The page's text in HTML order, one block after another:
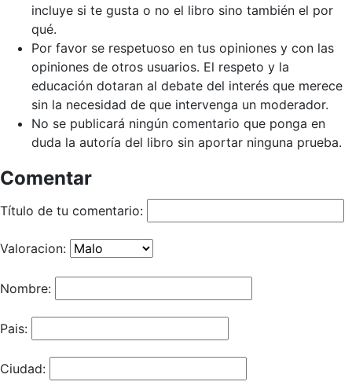
incluye si te gusta o no el libro sino también el por
qué.
Por favor se respetuoso en tus opiniones y con las
opiniones de otros usuarios. El respeto y la
educación dotaran al debate del interés que merece
sin la necesidad de que intervenga un moderador.
No se publicará ningún comentario que ponga en
duda la autoría del libro sin aportar ninguna prueba.
Comentar
Título de tu comentario:
Valoracion:
Nombre:
Pais:
Ciudad: